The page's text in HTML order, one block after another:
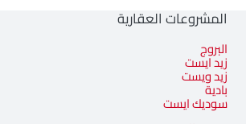
المشروعات العقارية
البروج
زيد ايست
زيد ويست
بادية
سوديك ايست